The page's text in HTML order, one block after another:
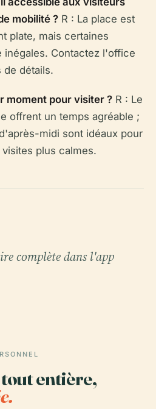
mobilité ? R : La place est
plate, mais certaines
inégales. Contactez l'office
de détails.
moment pour visiter ? R : Le
offrent un temps agréable ;
midi sont idéaux pour
plus calmes.
complète dans l'app
entière,